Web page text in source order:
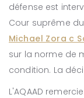
défense est
Cour suprême
Michael Zora c
sur la norme de
condition. La
L'AQAAD